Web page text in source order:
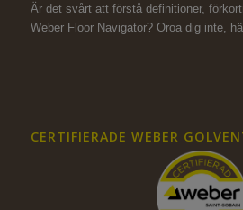
Är det svårt att förstå definitioner,
Weber Floor Navigator? Oroa dig inte,
CERTIFIERADE WEBER